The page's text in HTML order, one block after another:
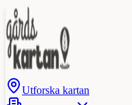
Utforska kartan